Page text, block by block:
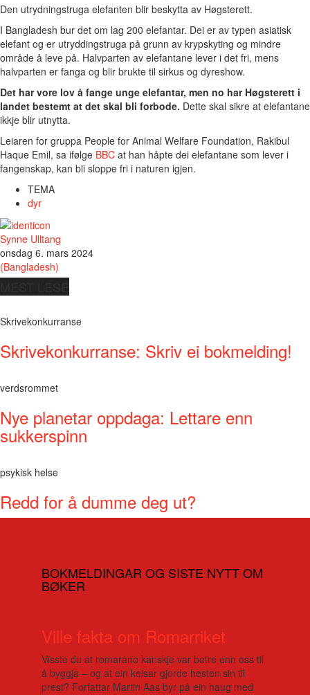
Den utrydningstruga elefanten blir beskytta av Høgsterett.
I Bangladesh bur det om lag 200 elefantar. Dei er av typen asiatisk
elefant og er utryddingstruga på grunn av krypskyting og mindre
område å leve på. Halvparten av elefantane lever i det fri, mens
halvparten er fanga og blir brukte til sirkus og dyreshow.
Det har vore lov å fange unge elefantar, men no har Høgsterett i
landet bestemt at det skal bli forbode. Dette skal sikre at elefantane
ikkje blir utnytta.
Leiaren for gruppa People for Animal Welfare Foundation, Rakibul
Haque Emil, sa ifølge BBC at han håpte dei elefantane som lever i
fangenskap, kan bli sloppe fri i naturen igjen.
TEMA
dyr
Synne Ulltang
onsdag 6. mars 2024
(Bangladesh)
Skrivekonkurranse
Skrivekonkurranse: Skriv ei bokmelding!
verdsrommet
Nye planetar oppdaga: Lettare enn
sukkerspinn
psykisk helse
Redd for å dumme deg ut?
BOKMELDINGAR OG SISTE NYTT OM
BØKER
Ville fakta om Romarriket
Visste du at romarane kanskje var betre enn oss til
å byggja – og at ein keisar gjorde hesten sin til
prest? Forfattar Martin Aas byr på ein haug med